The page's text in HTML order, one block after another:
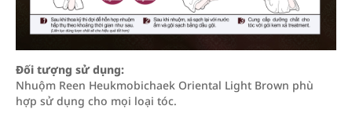
Đối tượng sử dụng:
Nhuộm Reen Heukmobichaek Oriental Light Brown phù
hợp sử dụng cho mọi loại tóc.